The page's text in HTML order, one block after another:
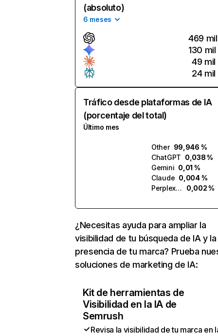
(absoluto)
6 meses
469 mil
130 mil
49 mil
24 mil
Tráfico desde plataformas de IA
(porcentaje del total)
Último mes
Other 99,946 %
ChatGPT 0,038 %
Gemini 0,01 %
Claude 0,004 %
Perplexity
0,002 %
¿Necesitas ayuda para ampliar la
visibilidad de tu búsqueda de IA y la
presencia de tu marca? Prueba
soluciones de marketing de IA:
Kit de herramientas de
Visibilidad en la IA de
Semrush
Revisa la visibilidad de tu marca en